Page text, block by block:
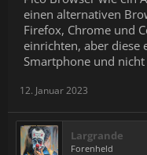
einen alternativen
Firefox, Chrome und
einrichten, aber diese
Smartphone und
12. Januar 2023
Largrande
Forenheld